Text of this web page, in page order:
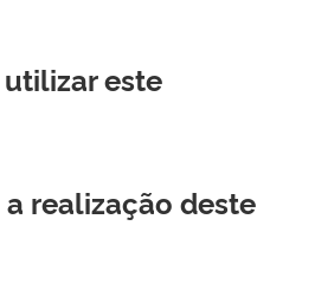
este
a realização deste